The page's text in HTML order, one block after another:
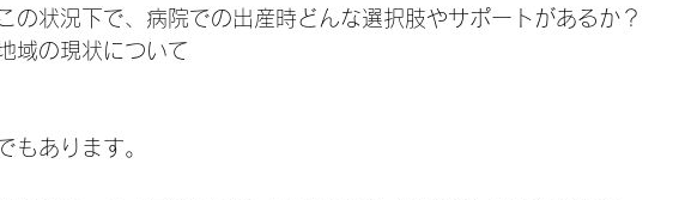
の状況下で、病院での出産時どんな選択肢やサポートがあるか？
域の現状について
もあります。